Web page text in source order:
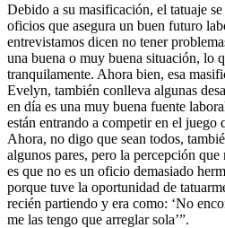
Debido a su masificación, el tatuaje
oficios que asegura un buen futuro
entrevistamos dicen no tener
una buena o muy buena situación, lo
tranquilamente. Ahora bien, esa
Evelyn, también conlleva algunas
en día es una muy buena fuente
están entrando a competir en el juego
Ahora, no digo que sean todos,
algunos pares, pero la percepción
es que no es un oficio demasiado
porque tuve la oportunidad de
recién partiendo y era como: ‘No
me las tengo que arreglar sola’”.